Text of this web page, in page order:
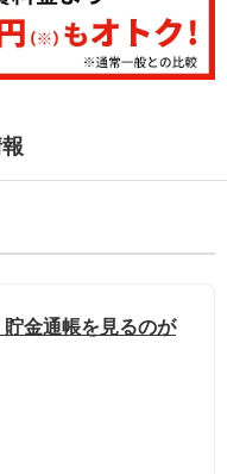
金通帳を見るのが